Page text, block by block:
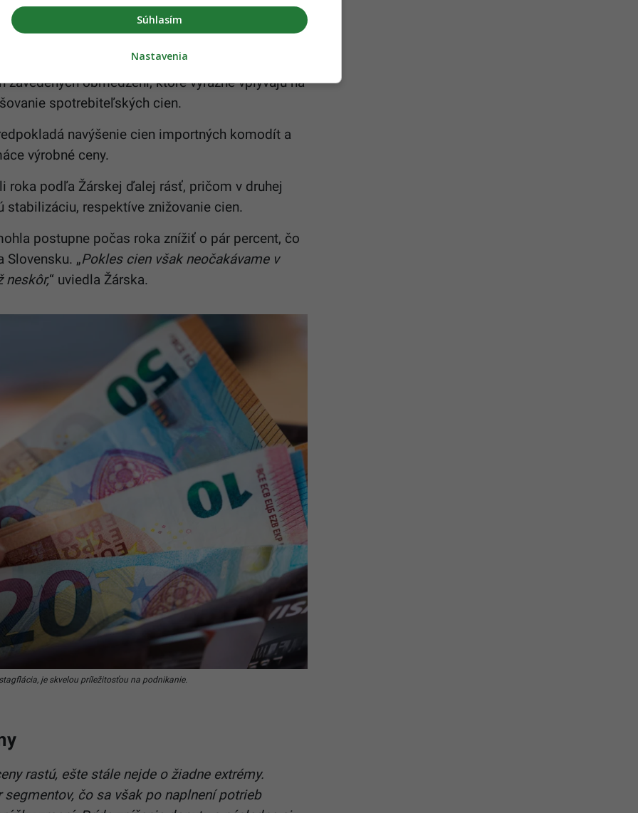
nakoniec prekročí úroveň 5 %,“ dodala Glasová.
analytička ProfitLevel Lucia Žárska, vývoj
prípadov na COVID-19, rýchlosti
obmedzení, ktoré výrazne vplývajú na
spotrebiteľských cien.
navýšenie cien importných komodít a
výrobné ceny.
roka podľa Žárskej ďalej rásť, pričom v druhej
respektíve znižovanie cien.
postupne počas roka znížiť o pár percent, čo
„Pokles cien však neočakávame v
neskôr,“ uviedla Žárska.
je skvelou príležitosťou na podnikanie.
rastú, ešte stále nejde o žiadne extrémy.
čo sa však po naplnení potrieb
Súhlasím
Nastavenia